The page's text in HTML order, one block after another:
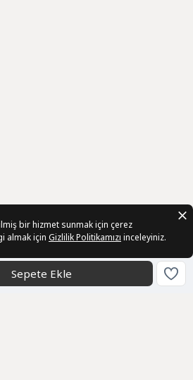
Sepete Ekle
bir hizmet sunmak için çerez
almak için Gizlilik Politikamızı inceleyiniz.